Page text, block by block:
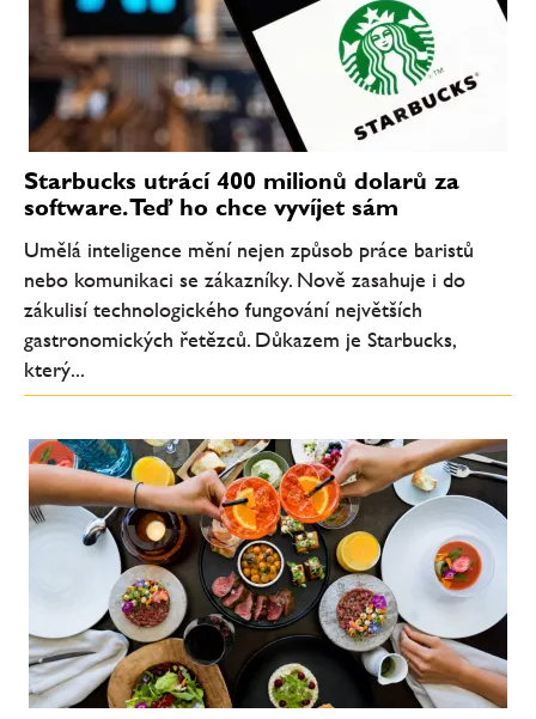
Starbucks utrácí 400 milionů dolarů za
software. Teď ho chce vyvíjet sám
Umělá inteligence mění nejen způsob práce baristů
nebo komunikaci se zákazníky. Nově zasahuje i do
zákulisí technologického fungování největších
gastronomických řetězců. Důkazem je Starbucks,
který...